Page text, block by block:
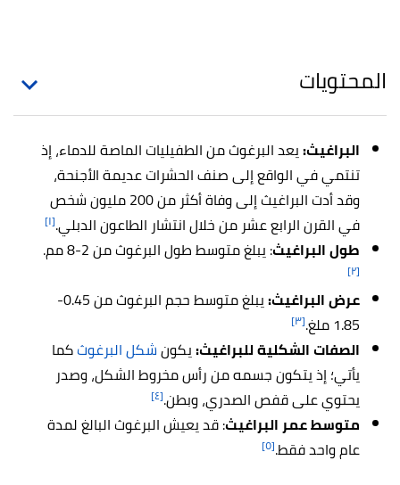
المحتويات
البراغيث:يعد البرغوثمن الطفيليات الماصة للدماء، إذ
تنتمي في الواقع إلى صنف الحشرات عديمة الأجنحة،
وقد أدت البراغيث إلى وفاة أكثر من 200 مليون شخص
في القرن الرابع عشر من خلال انتشار الطاعون الدبلي.[١]
طول البراغيث: يبلغ متوسط طول البرغوث من 2-8 مم.
[٢]
عرض البراغيث:
يبلغ متوسط حجم البرغوث من 0.45-
1.85 ملغ.
[٣]
الصفات الشكلية للبراغيث:يكونشكل البرغوثكما
يأتي؛ إذ يتكون جسمه من رأس مخروط الشكل، وصدر
يحتوي على قفص الصدري، وبطن.[٤]
متوسط عمر البراغيث: قد يعيش البرغوث البالغ لمدة
عام واحد فقط.[٥]